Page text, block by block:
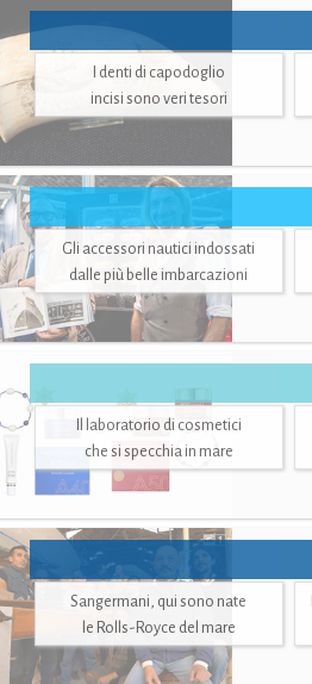
I denti di capodoglio
incisi sono veri tesori
Gli accessori nautici indossati
dalle più belle imbarcazioni
Il laboratorio di cosmetici
che si specchia in mare
Sangermani, qui sono nate
le Rolls-Royce del mare